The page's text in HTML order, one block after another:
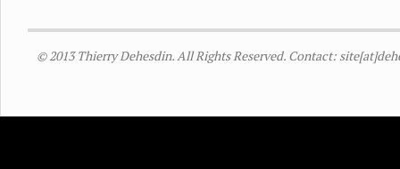
© 2013 Thierry Dehesdin. All Rights Reserved. Contact: